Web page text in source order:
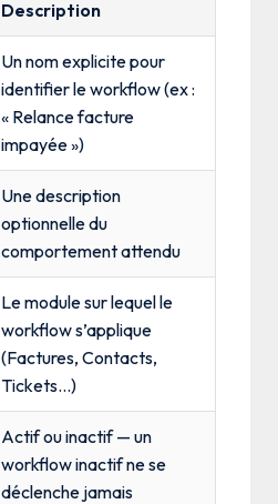
Description
Un nom explicite pour
identifier le workflow (ex :
« Relance facture
impayée »)
Une description
optionnelle du
comportement attendu
Le module sur lequel le
workflow s’applique
(Factures, Contacts,
Tickets…)
Actif ou inactif — un
workflow inactif ne se
déclenche jamais